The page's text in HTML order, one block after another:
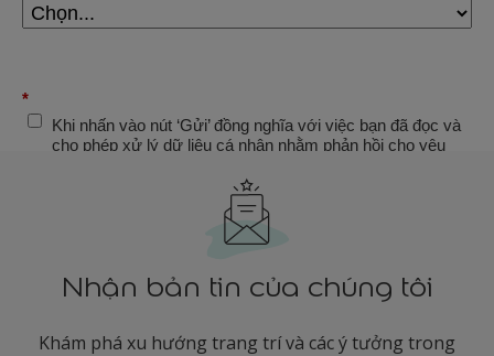
Nhận bản tin của chúng tôi
Khám phá xu hướng trang trí và các ý tưởng trong